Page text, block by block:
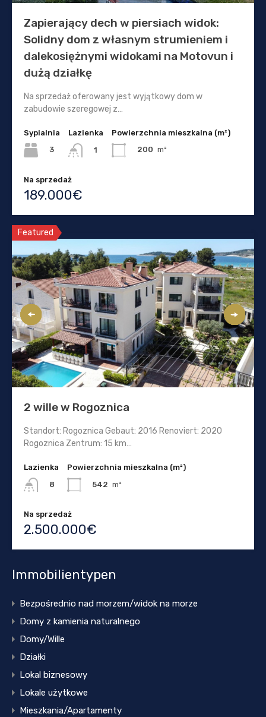
Zapierający dech w piersiach widok:
Solidny dom z własnym strumieniem i
dalekosiężnymi widokami na Motovun i
dużą działkę
Na sprzedaż oferowany jest wyjątkowy dom w
zabudowie szeregowej z…
Sypialnia
3
Lazienka
1
Powierzchnia mieszkalna (m²)
200 m²
Na sprzedaż
189.000€
Featured
2 wille w Rogoznica
Standort: Rogoznica Gebaut: 2016 Renoviert: 2020
Rogoznica Zentrum: 15 km…
Lazienka
8
Powierzchnia mieszkalna (m²)
542 m²
Na sprzedaż
2.500.000€
Immobilientypen
Bezpośrednio nad morzem/widok na morze
Domy z kamienia naturalnego
Domy/Wille
Działki
Lokal biznesowy
Lokale użytkowe
Mieszkania/Apartamenty